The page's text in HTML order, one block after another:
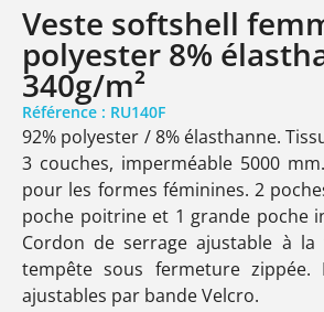
Veste softshell
polyester 8%
340g/m²
Référence : RU140F
92% polyester / 8% élasthanne.
3 couches, imperméable 5000
pour les formes féminines. 2
poche poitrine et 1 grande poche
Cordon de serrage ajustable à la
tempête sous fermeture zippée.
ajustables par bande Velcro.